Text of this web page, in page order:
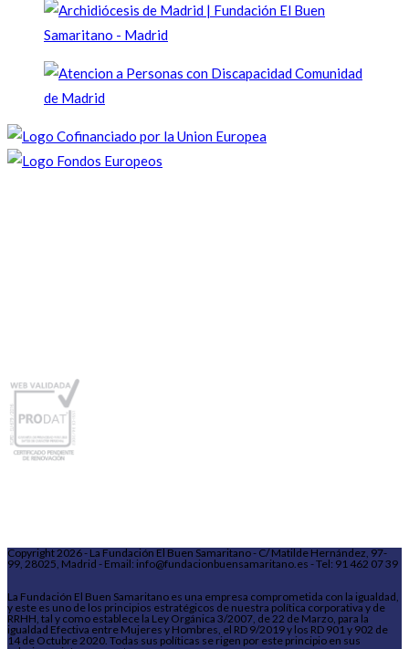
Copyright 2026 - La Fundación El Buen Samaritano - C/ Matilde Hernández, 97-
99, 28025, Madrid - Email: info@fundacionbuensamaritano.es - Tel: 91 462 07 39
La Fundación El Buen Samaritano es una empresa comprometida con la igualdad,
y este es uno de los principios estratégicos de nuestra política corporativa y de
RRHH, tal y como establece la Ley Orgánica 3/2007, de 22 de Marzo, para la
igualdad Efectiva entre Mujeres y Hombres, el RD 9/2019 y los RD 901 y 902 de
14 de Octubre 2020. Todas sus políticas se rigen por este principio en sus